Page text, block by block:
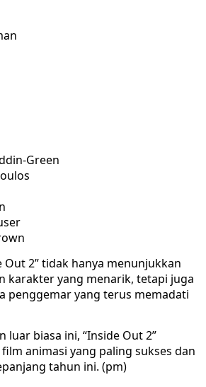
Green
Out 2” tidak hanya menunjukkan
karakter yang menarik, tetapi juga
penggemar yang terus memadati
luar biasa ini, “Inside Out 2”
animasi yang paling sukses dan
tahun ini. (pm)